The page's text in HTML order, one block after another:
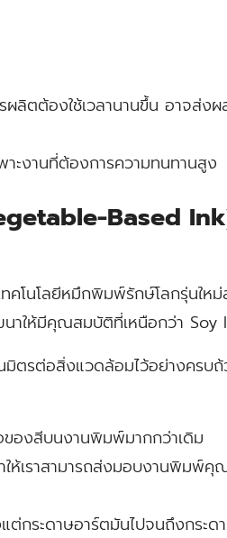
ผลิตต้องใช้เวลานานขึ้น อาจส่ง
ะงานที่ต้องการความทนทานสูง
Based
ทคโนโลยีหมึกพิมพ์รักษ์โลกรุ่นให
าให้มีคุณสมบัติที่เหนือกว่า Soy
มิตรต่อสิ่งแวดล้อมไว้อย่างครบ
องสีบนงานพิมพ์มากกว่าเดิม
ให้เราสามารถส่งมอบงานพิมพ์คุ
ระดาษอาร์ตมันไปจนถึงกระดา